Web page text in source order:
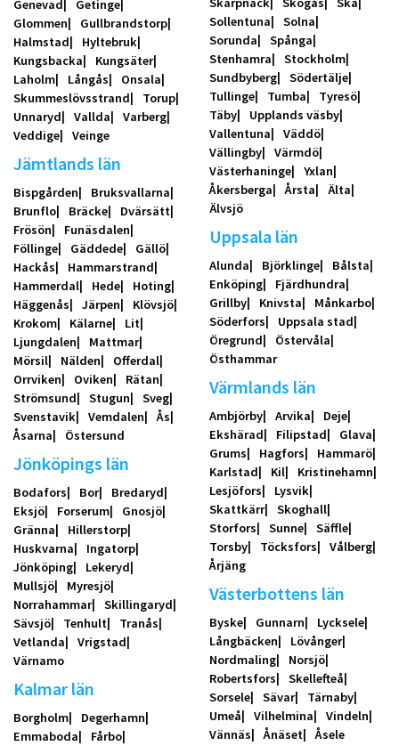
Genevad
Getinge
Glommen
Gullbrandstorp
Halmstad
Hyltebruk
Kungsbacka
Kungsäter
Laholm
Långås
Onsala
Skummeslövsstrand
Torup
Unnaryd
Vallda
Varberg
Veddige
Veinge
Jämtlands län
Bispgården
Bruksvallarna
Brunflo
Bräcke
Dvärsätt
Frösön
Funäsdalen
Föllinge
Gäddede
Gällö
Hackås
Hammarstrand
Hammerdal
Hede
Hoting
Häggenås
Järpen
Klövsjö
Krokom
Kälarne
Lit
Ljungdalen
Mattmar
Mörsil
Nälden
Offerdal
Orrviken
Oviken
Rätan
Strömsund
Stugun
Sveg
Svenstavik
Vemdalen
Ås
Åsarna
Östersund
Jönköpings län
Bodafors Bor
Bredaryd
Eksjö
Forserum
Gnosjö
Gränna
Hillerstorp
Huskvarna
Ingatorp
Jönköping
Lekeryd
Mullsjö
Myresjö
Norrahammar
Skillingaryd
Sävsjö
Tenhult
Tranås
Vetlanda
Vrigstad
Värnamo
Kalmar län
Borgholm
Degerhamn
Emmaboda
Fårbo
Sollentuna
Solna
Sorunda
Spånga
Stenhamra
Stockholm
Sundbyberg
Södertälje
Tullinge
Tumba
Tyresö
Täby
Upplands väsby
Vallentuna
Väddö
Vällingby
Värmdö
Västerhaninge
Yxlan
Åkersberga
Årsta
Älta
Älvsjö
Uppsala län
Alunda Björklinge
Bålsta
Enköping
Fjärdhundra
Grillby
Knivsta
Månkarbo
Söderfors
Uppsala stad
Öregrund
Östervåla
Östhammar
Värmlands län
Ambjörby Arvika
Deje
Ekshärad
Filipstad
Glava
Grums
Hagfors
Hammarö
Karlstad
Kil
Kristinehamn
Lesjöfors
Lysvik
Skattkärr
Skoghall
Storfors
Sunne
Säffle
Torsby
Töcksfors
Vålberg
Årjäng
Västerbottens län
Byske Gunnarn
Lycksele
Långbäcken
Lövånger
Nordmaling
Norsjö
Robertsfors
Skellefteå
Sorsele
Sävar
Tärnaby
Umeå
Vilhelmina
Vindeln
Vännäs
Ånäset Åsele